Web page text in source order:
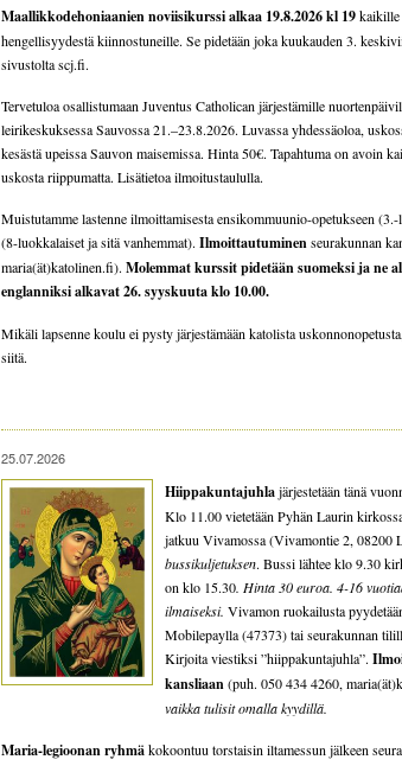
Maallikkodehoniaanien noviisikurssi alkaa 19.8.2026 kl 19kaikille
hengellisyydestä kiinnostuneille. Se pidetään joka kuukauden 3.
sivustolta scj.fi.
Tervetuloa osallistumaan Juventus Catholican järjestämille
leirikeskuksessa Sauvossa 21.–23.8.2026. Luvassa yhdessäoloa,
kesästä upeissa Sauvon maisemissa. Hinta 50€. Tapahtuma on avoin
uskosta riippumatta. Lisätietoa ilmoitustaululla.
Muistutamme lastenne ilmoittamisesta ensikommuunio-opetukseen
(8-luokkalaiset ja sitä vanhemmat). Ilmoittautuminenseurakunnan
maria(ät)katolinen.fi). Molemmat kurssit pidetään suomeksi ja ne
englanniksi alkavat 26. syyskuuta klo 10.00.
Mikäli lapsenne koulu ei pysty järjestämään katolista
siitä.
25.07.2026
Hiippakuntajuhlajärjestetään tänä
Klo 11.00 vietetään Pyhän Laurin
jatkuu Vivamossa (Vivamontie 2, 08200
bussikuljetuksen. Bussi lähtee klo 9.30
on klo 15.30. Hinta 30 euroa. 4-16
ilmaiseksi. Vivamon ruokailusta
Mobilepaylla (47373) tai seurakunnan
Kirjoita viestiksi ”hiippakuntajuhla”.
kansliaan(puh. 050 434 4260,
vaikka tulisit omalla kyydillä.
Maria-legioonan ryhmäkokoontuu torstaisin iltamessun jälkeen